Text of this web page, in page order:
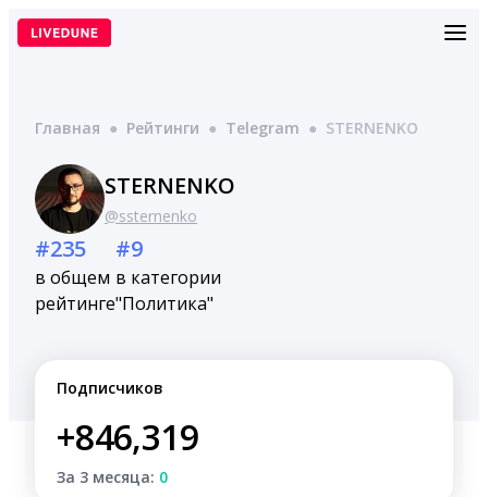
Перейти
Главная ● Рейтинги ● Telegram ● STERNENKO
STERNENKO
@ssternenko
#235
в общем
рейтинге
#9
в категории
"Политика"
Подписчиков
+846,319
За 3 месяца: 0